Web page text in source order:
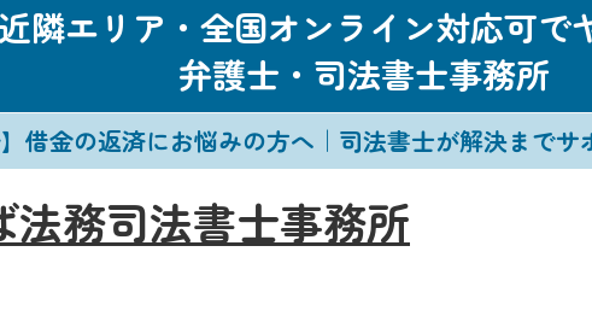
隣エリア・全国オンライン対応可で
弁護士・司法書士事務所
】借金の返済にお悩みの方へ｜司法書士が解決までサ
法務司法書士事務所